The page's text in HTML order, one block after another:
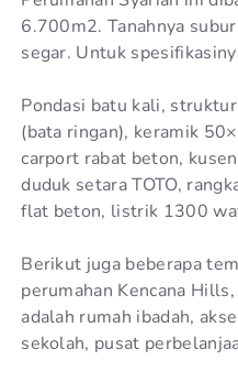
6.700m2. Tanahnya
segar. Untuk
Pondasi batu kali,
(bata ringan), keramik
carport rabat beton,
duduk setara TOTO,
flat beton, listrik 1300
Berikut juga beberapa
perumahan Kencana
adalah rumah ibadah,
sekolah, pusat